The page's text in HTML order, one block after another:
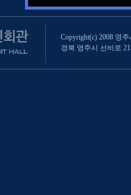
Copyright(c) 2008 영
경북 영주시 선비로